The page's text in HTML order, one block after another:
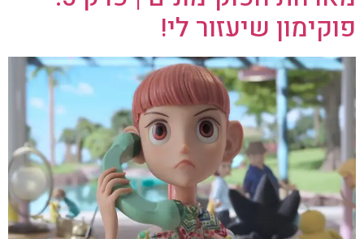
פוקימון שיעזור לי!